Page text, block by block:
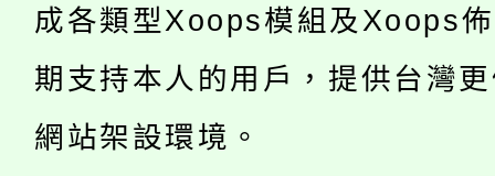
代理(課)教師甄選結果(
「2026金融保險知識
車」活動
桃園市115學年度學生
生本土語及新住民語歌
公告本校115學年度第
成各類型Xoops模組及Xoops
期支持本人的用戶，提供台灣
網站架設環境。